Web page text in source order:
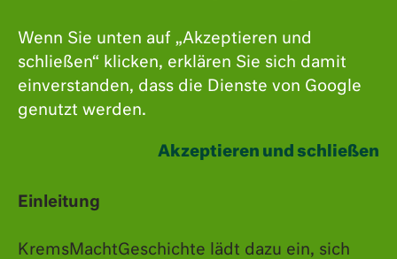
Wenn Sie unten auf „Akzeptieren und
schließen“ klicken, erklären Sie sich damit
einverstanden, dass die Dienste von Google
genutzt werden.
Akzeptieren und schließen
Einleitung
KremsMachtGeschichte lädt dazu ein, sich